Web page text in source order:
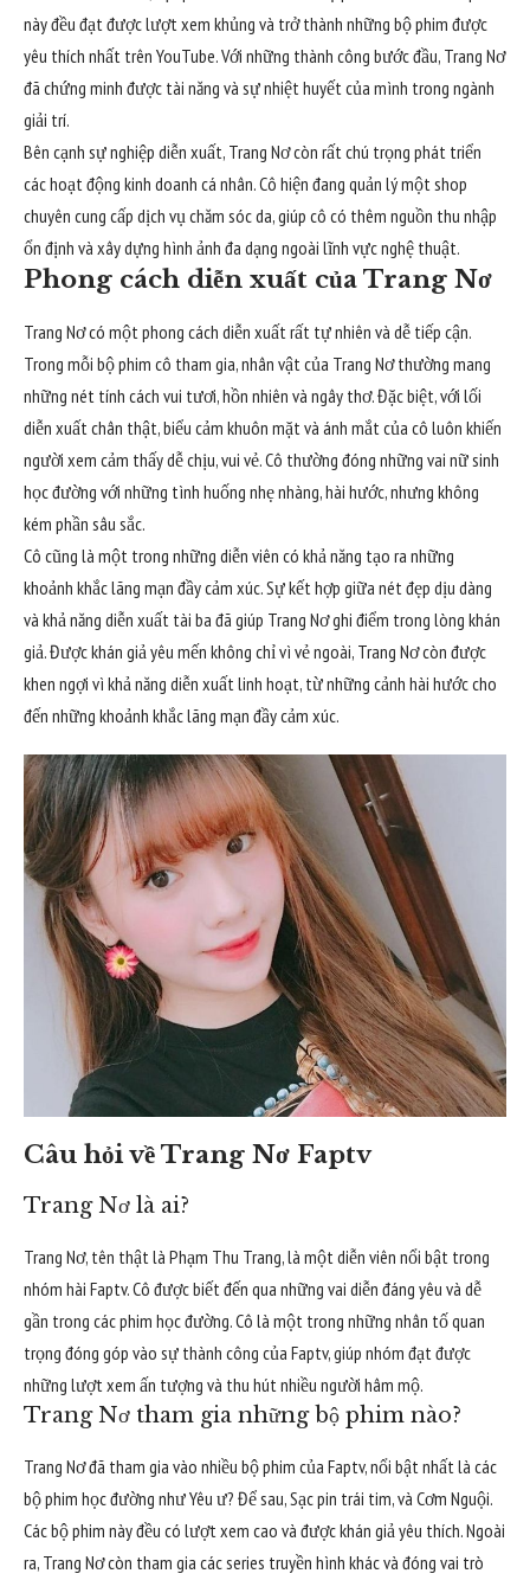
này đều đạt được lượt xem khủng và trở thành những bộ phim được
yêu thích nhất trên YouTube. Với những thành công bước đầu, Trang Nơ
đã chứng minh được tài năng và sự nhiệt huyết của mình trong ngành
giải trí.
Bên cạnh sự nghiệp diễn xuất, Trang Nơ còn rất chú trọng phát triển
các hoạt động kinh doanh cá nhân. Cô hiện đang quản lý một shop
chuyên cung cấp dịch vụ chăm sóc da, giúp cô có thêm nguồn thu nhập
ổn định và xây dựng hình ảnh đa dạng ngoài lĩnh vực nghệ thuật.
Phong cách diễn xuất của Trang Nơ
Trang Nơ có một phong cách diễn xuất rất tự nhiên và dễ tiếp cận.
Trong mỗi bộ phim cô tham gia, nhân vật của Trang Nơ thường mang
những nét tính cách vui tươi, hồn nhiên và ngây thơ. Đặc biệt, với lối
diễn xuất chân thật, biểu cảm khuôn mặt và ánh mắt của cô luôn khiến
người xem cảm thấy dễ chịu, vui vẻ. Cô thường đóng những vai nữ sinh
học đường với những tình huống nhẹ nhàng, hài hước, nhưng không
kém phần sâu sắc.
Cô cũng là một trong những diễn viên có khả năng tạo ra những
khoảnh khắc lãng mạn đầy cảm xúc. Sự kết hợp giữa nét đẹp dịu dàng
và khả năng diễn xuất tài ba đã giúp Trang Nơ ghi điểm trong lòng khán
giả. Được khán giả yêu mến không chỉ vì vẻ ngoài, Trang Nơ còn được
khen ngợi vì khả năng diễn xuất linh hoạt, từ những cảnh hài hước cho
đến những khoảnh khắc lãng mạn đầy cảm xúc.
Câu hỏi về Trang Nơ Faptv
Trang Nơ là ai?
Trang Nơ, tên thật là Phạm Thu Trang, là một diễn viên nổi bật trong
nhóm hài Faptv. Cô được biết đến qua những vai diễn đáng yêu và dễ
gần trong các phim học đường. Cô là một trong những nhân tố quan
trọng đóng góp vào sự thành công của Faptv, giúp nhóm đạt được
những lượt xem ấn tượng và thu hút nhiều người hâm mộ.
Trang Nơ tham gia những bộ phim nào?
Trang Nơ đã tham gia vào nhiều bộ phim của Faptv, nổi bật nhất là các
bộ phim học đường như Yêu ư? Để sau, Sạc pin trái tim, và Cơm Nguội.
Các bộ phim này đều có lượt xem cao và được khán giả yêu thích. Ngoài
ra, Trang Nơ còn tham gia các series truyền hình khác và đóng vai trò